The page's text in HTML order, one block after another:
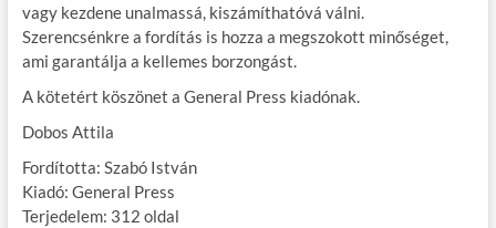
vagy kezdene unalmassá, kiszámíthatóvá válni.
Szerencsénkre a fordítás is hozza a megszokott minőséget,
ami garantálja a kellemes borzongást.
A kötetért köszönet a General Press kiadónak.
Dobos Attila
Fordította: Szabó István
Kiadó: General Press
Terjedelem: 312 oldal